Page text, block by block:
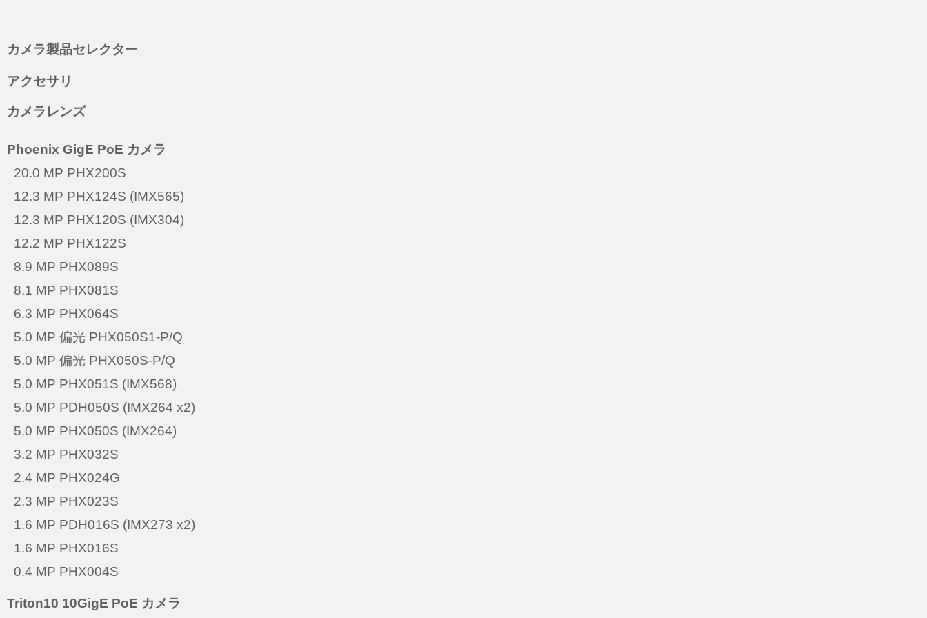
カメラ製品セレクター
アクセサリ
カメラレンズ
Phoenix GigE PoE カメラ
20.0 MP PHX200S
12.3 MP PHX124S (IMX565)
12.3 MP PHX120S (IMX304)
12.2 MP PHX122S
8.9 MP PHX089S
8.1 MP PHX081S
6.3 MP PHX064S
5.0 MP 偏光 PHX050S1-P/Q
5.0 MP 偏光 PHX050S-P/Q
5.0 MP PHX051S (IMX568)
5.0 MP PDH050S (IMX264 x2)
5.0 MP PHX050S (IMX264)
3.2 MP PHX032S
2.4 MP PHX024G
2.3 MP PHX023S
1.6 MP PDH016S (IMX273 x2)
1.6 MP PHX016S
0.4 MP PHX004S
Triton10 10GigE PoE カメラ